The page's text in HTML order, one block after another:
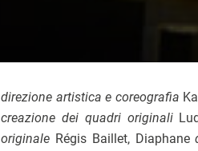
direzione artistica e coreografia
creazione dei quadri originali
originale Régis Baillet, Diaphane